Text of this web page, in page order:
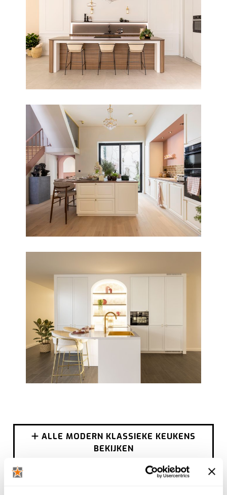
ALLE MODERN KLASSIEKE KEUKENS
BEKIJKEN